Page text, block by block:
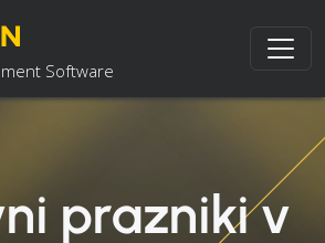
Software
prazniki v